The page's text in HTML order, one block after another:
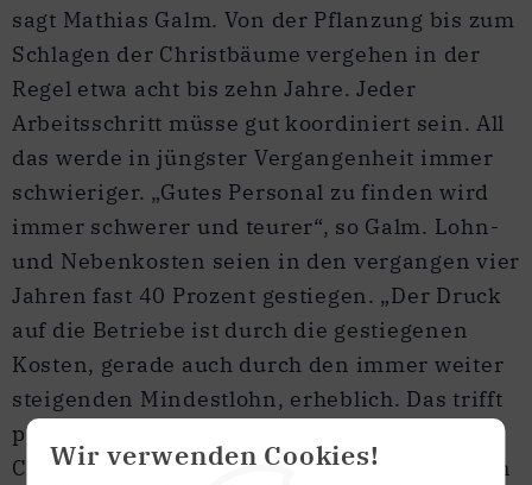
Wir verwenden Cookies!
sagt Mathias Galm. Von der Pflanzung bis zum
Schlagen der Christbäume vergehen in der
Regel etwa acht bis zehn Jahre. Jeder
Arbeitsschritt müsse gut koordiniert sein. All
das werde in jüngster Vergangenheit immer
schwieriger. „Gutes Personal zu finden wird
immer schwerer und teurer“, so Galm. Lohn-
und Nebenkosten seien in den vergangen vier
Jahren fast 40 Prozent gestiegen. „Der Druck
auf die Betriebe ist durch die gestiegenen
Kosten, gerade auch durch den immer weiter
steigenden Mindestlohn, erheblich. Das trifft
personalintensive Arbeiten auf
Christbaumbetrieben ebenso wie die meisten